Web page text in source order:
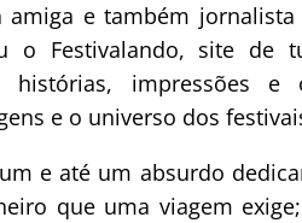
e também jornalista
o Festivalando, site de
impressões e
e o universo dos
e até um absurdo
que uma viagem